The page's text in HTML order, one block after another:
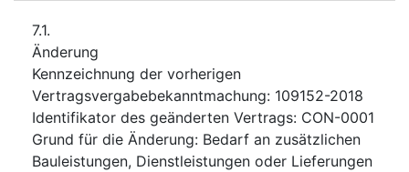
7.1.
Änderung
Kennzeichnung der vorherigen
Vertragsvergabebekanntmachung: 109152-2018
Identifikator des geänderten Vertrags: CON-0001
Grund für die Änderung: Bedarf an zusätzlichen
Bauleistungen, Dienstleistungen oder Lieferungen